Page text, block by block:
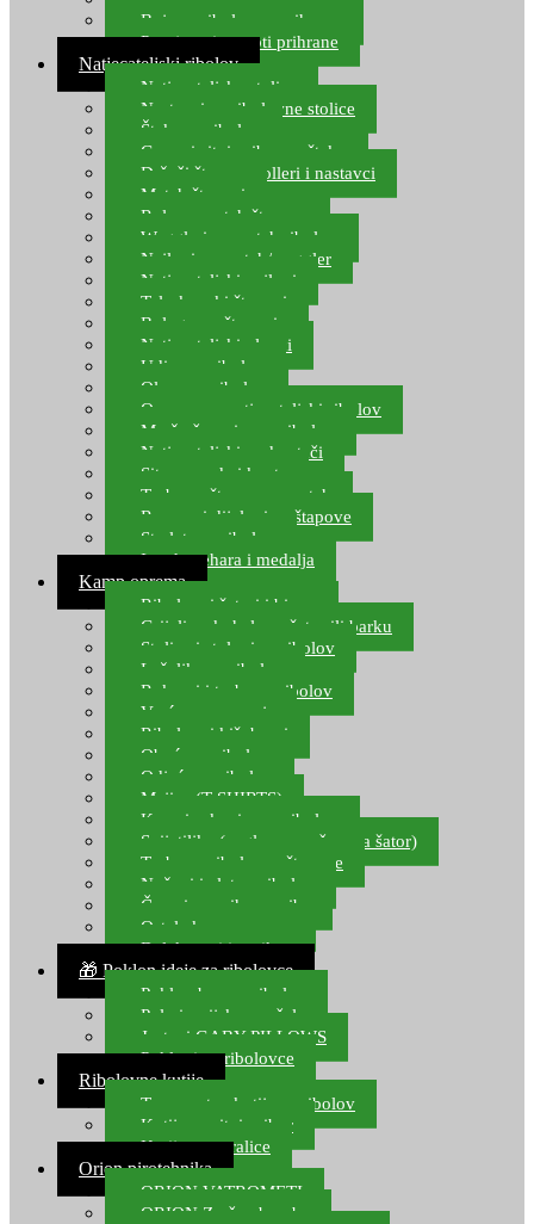
Boje za ribolovnu prihranu
Provjereni recepti prihrane
Natjecateljski ribolov
Natjecateljske stolice
Nastavci za ribolovne stolice
Šteke za ribolov
Gume i sitni pribor za šteku
Držači štapova rolleri i nastavci
Match štapovi
Role za match štapove
Waggleri za match ribolov
Najloni za match/waggler
Natjecateljski najloni
Teleskopski štapovi
Bolognese štapovi
Natjecateljski plovci
Udice za ribolov
Olovo za ribolov
Oprema za natjecateljski ribolov
Mreže čuvarice za ribolov
Natjecateljski podmetači
Sito, posude i kante
Torbe za štapove – match
Rezervni dijelovi za štapove
Starlete za ribolov
Izrada pehara i medalja
Kamp oprema
Ribolovni šatori i bivvy
Grijalice, kuhala za šator ili barku
Stolice i stolovi za ribolov
Ležaljke za ribolov
Ruksaci i torbe za ribolov
Vreće za spavanje
Ribolovni kišobrani
Obuća za ribolov
Odjeća za ribolov
Majice (T-SHIRTS)
Kape i rukavice za ribolov
Svijetiljke (naglavne, ručne, za šator)
Torbe za ribolovne štapove
Noževi i alat za ribolov
Čamci za prihranu ribe
Ostala kamp oprema
Dalekozori i optika
🎁 Poklon ideje za ribolovce
Poklon bon za ribolov
Polarizacijske naočale
Jastuci GABY PILLOWS
Pokloni za ribolovce
Ribolovne kutije
Transportne kutije za ribolov
Kutije za sitni pribor
Kutije za varalice
Orion pirotehnika
ORION VATROMETI
ORION Zračne bombe